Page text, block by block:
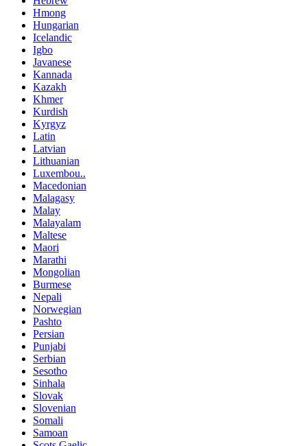
Hmong
Hungarian
Icelandic
Igbo
Javanese
Kannada
Kazakh
Khmer
Kurdish
Kyrgyz
Latin
Latvian
Lithuanian
Luxembou..
Macedonian
Malagasy
Malay
Malayalam
Maltese
Maori
Marathi
Mongolian
Burmese
Nepali
Norwegian
Pashto
Persian
Punjabi
Serbian
Sesotho
Sinhala
Slovak
Slovenian
Somali
Samoan